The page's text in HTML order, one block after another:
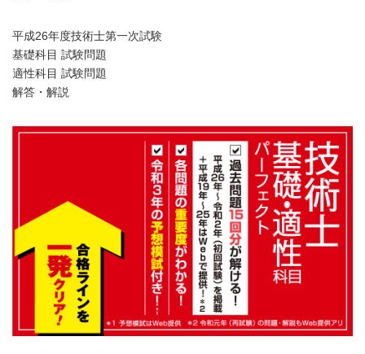
平成26年度技術士第一次試験
基礎科目 試験問題
適性科目 試験問題
解答・解説